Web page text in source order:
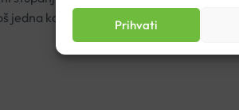
Prihvati
jedna korist vitamina A je ta što može